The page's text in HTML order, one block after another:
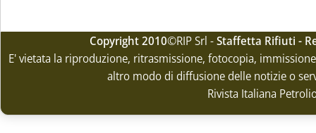
Copyright 2010©RIP Srl -Staffetta Rifiuti -
E' vietata la riproduzione, ritrasmissione, fotocopia,
altro modo di diffusione delle notizie o
Rivista Italiana